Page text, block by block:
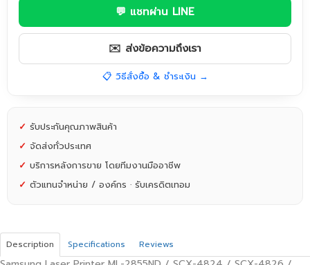
💬 แชทผ่าน LINE
✉️ ส่งข้อความถึงเรา
📋 วิธีสั่งซื้อ & ชำระเงิน →
✓ รับประกันคุณภาพสินค้า
✓ จัดส่งทั่วประเทศ
✓ บริการหลังการขาย โดยทีมงานมืออาชีพ
✓ ตัวแทนจำหน่าย / องค์กร · รับเครดิตเทอม
Description Specifications Reviews